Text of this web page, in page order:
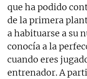
que ha podido
de la primera
a habituarse a su
conocía a la
cuando eres
entrenador. A